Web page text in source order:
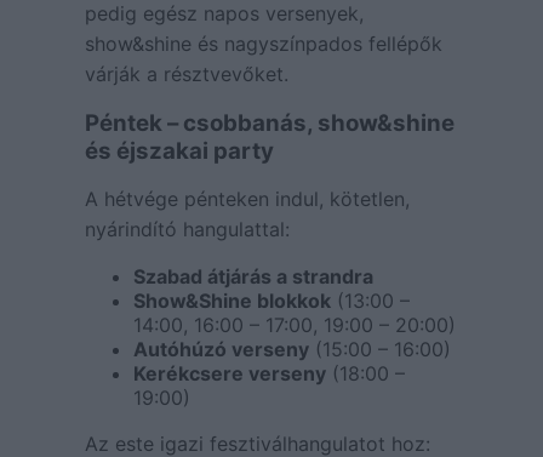
pedig egész napos versenyek,
show&shine és nagyszínpados fellépők
várják a résztvevőket.
Péntek – csobbanás, show&shine
és éjszakai party
A hétvége pénteken indul, kötetlen,
nyárindító hangulattal:
Szabad átjárás a strandra
Show&Shine blokkok(13:00 –
14:00, 16:00 – 17:00, 19:00 – 20:00)
Autóhúzó verseny(15:00 – 16:00)
Kerékcsere verseny(18:00 –
19:00)
Az este igazi fesztiválhangulatot hoz: